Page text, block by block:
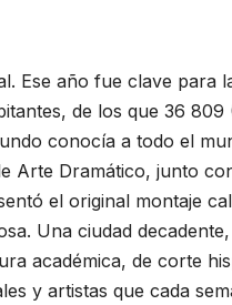
Ese año fue clave para
de los que 36
conocía a todo el
Arte Dramático, junto
el original montaje
Una ciudad
académica, de corte
y artistas que cada